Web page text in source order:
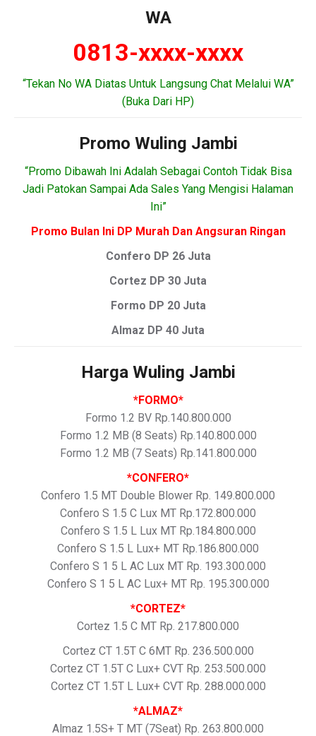
WA
0813-xxxx-xxxx
“Tekan No WA Diatas Untuk Langsung Chat Melalui WA”
(Buka Dari HP)
Promo Wuling Jambi
“Promo Dibawah Ini Adalah Sebagai Contoh Tidak Bisa
Jadi Patokan Sampai Ada Sales Yang Mengisi Halaman
Ini”
Promo Bulan Ini DP Murah Dan Angsuran Ringan
Confero DP 26 Juta
Cortez DP 30 Juta
Formo DP 20 Juta
Almaz DP 40 Juta
Harga Wuling Jambi
*FORMO*
Formo 1.2 BV Rp.140.800.000
Formo 1.2 MB (8 Seats) Rp.140.800.000
Formo 1.2 MB (7 Seats) Rp.141.800.000
*CONFERO*
Confero 1.5 MT Double Blower Rp. 149.800.000
Confero S 1.5 C Lux MT Rp.172.800.000
Confero S 1.5 L Lux MT Rp.184.800.000
Confero S 1.5 L Lux+ MT Rp.186.800.000
Confero S 1 5 L AC Lux MT Rp. 193.300.000
Confero S 1 5 L AC Lux+ MT Rp. 195.300.000
*CORTEZ*
Cortez 1.5 C MT Rp. 217.800.000
Cortez CT 1.5T C 6MT Rp. 236.500.000
Cortez CT 1.5T C Lux+ CVT Rp. 253.500.000
Cortez CT 1.5T L Lux+ CVT Rp. 288.000.000
*ALMAZ*
Almaz 1.5S+ T MT (7Seat) Rp. 263.800.000